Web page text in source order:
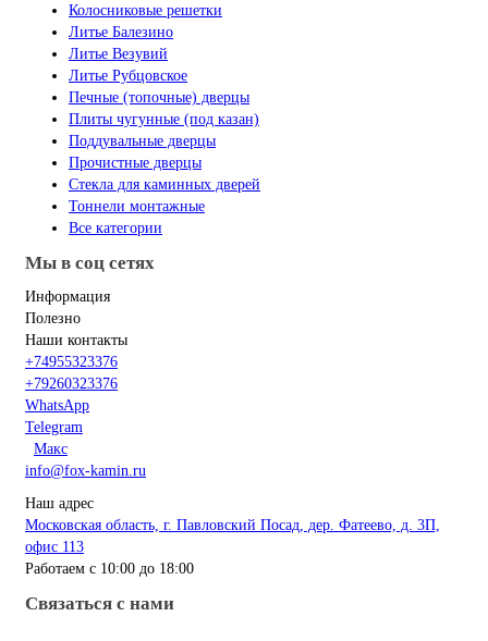
Колосниковые решетки
Литье Балезино
Литье Везувий
Литье Рубцовское
Печные (топочные) дверцы
Плиты чугунные (под казан)
Поддувальные дверцы
Прочистные дверцы
Стекла для каминных дверей
Тоннели монтажные
Все категории
Мы в соц сетях
Информация
Полезно
Наши контакты
+74955323376
+79260323376
WhatsApp
Telegram
Макс
info@fox-kamin.ru
Наш адрес
Московская область, г. Павловский Посад, дер. Фатеево, д. 3П,
офис 113
Работаем с 10:00 до 18:00
Связаться с нами